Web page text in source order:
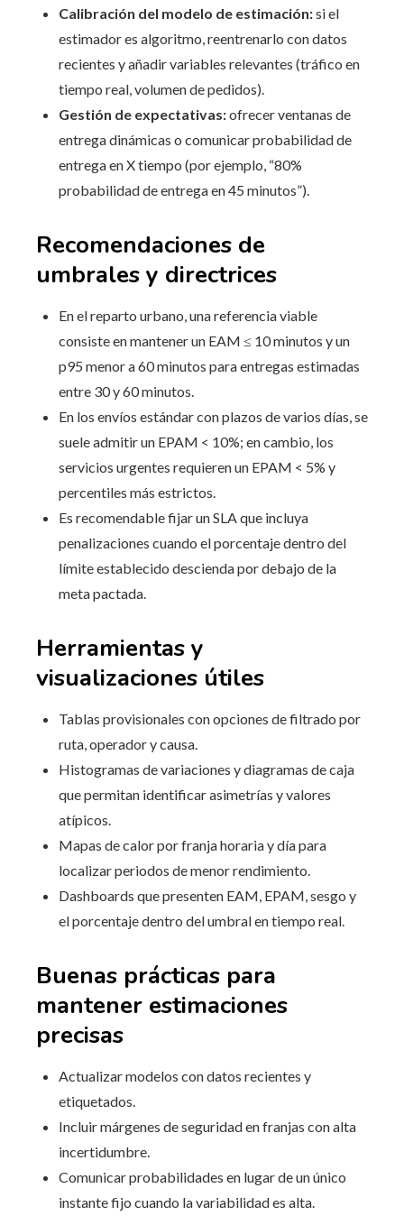
Calibración del modelo de estimación:si el
estimador es algoritmo, reentrenarlo con datos
recientes y añadir variables relevantes (tráfico en
tiempo real, volumen de pedidos).
Gestión de expectativas:ofrecer ventanas de
entrega dinámicas o comunicar probabilidad de
entrega en X tiempo (por ejemplo, “80%
probabilidad de entrega en 45 minutos”).
Recomendaciones de
umbrales y directrices
En el reparto urbano, una referencia viable
consiste en mantener un EAM ≤ 10 minutos y un
p95 menor a 60 minutos para entregas estimadas
entre 30 y 60 minutos.
En los envíos estándar con plazos de varios días, se
suele admitir un EPAM < 10%; en cambio, los
servicios urgentes requieren un EPAM < 5% y
percentiles más estrictos.
Es recomendable fijar un SLA que incluya
penalizaciones cuando el porcentaje dentro del
límite establecido descienda por debajo de la
meta pactada.
Herramientas y
visualizaciones útiles
Tablas provisionales con opciones de filtrado por
ruta, operador y causa.
Histogramas de variaciones y diagramas de caja
que permitan identificar asimetrías y valores
atípicos.
Mapas de calor por franja horaria y día para
localizar periodos de menor rendimiento.
Dashboards que presenten EAM, EPAM, sesgo y
el porcentaje dentro del umbral en tiempo real.
Buenas prácticas para
mantener estimaciones
precisas
Actualizar modelos con datos recientes y
etiquetados.
Incluir márgenes de seguridad en franjas con alta
incertidumbre.
Comunicar probabilidades en lugar de un único
instante fijo cuando la variabilidad es alta.